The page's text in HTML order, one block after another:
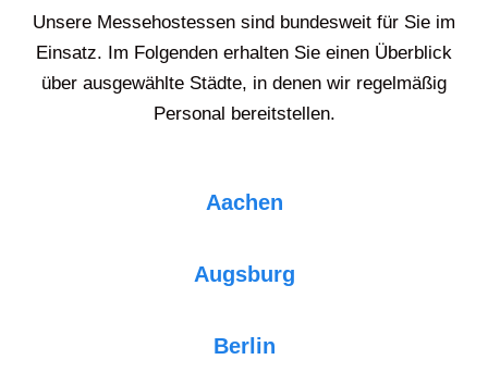
Unsere Messehostessen sind bundesweit für Sie im
Einsatz. Im Folgenden erhalten Sie einen Überblick
über ausgewählte Städte, in denen wir regelmäßig
Personal bereitstellen.
Aachen
Augsburg
Berlin